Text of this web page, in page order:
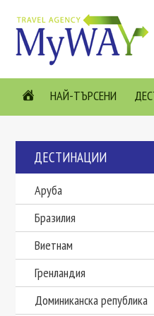
НАЙ-ТЪРСЕНИ
ДЕСТИНАЦИИ
Аруба
Бразилия
Виетнам
Гренландия
Доминиканска република